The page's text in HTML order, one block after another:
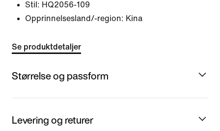
Stil: HQ2056-109
Opprinnelsesland/-region: Kina
Se produktdetaljer
Størrelse og passform
Levering og returer